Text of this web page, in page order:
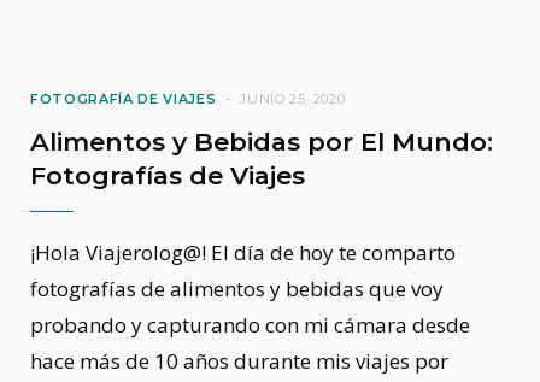
FOTOGRAFÍA DE VIAJES JUNIO 25, 2020
Alimentos y Bebidas por El Mundo:
Fotografías de Viajes
¡Hola Viajerolog@! El día de hoy te comparto
fotografías de alimentos y bebidas que voy
probando y capturando con mi cámara desde
hace más de 10 años durante mis viajes por